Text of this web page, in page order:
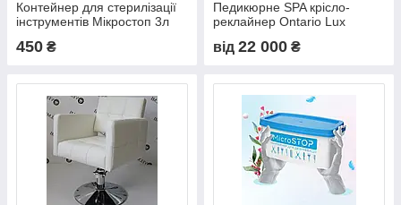
Контейнер для стерилізації
інструментів Мікростоп 3л
450 ₴
Педикюрне SPA крісло-
реклайнер Ontario Lux
від22 000 ₴